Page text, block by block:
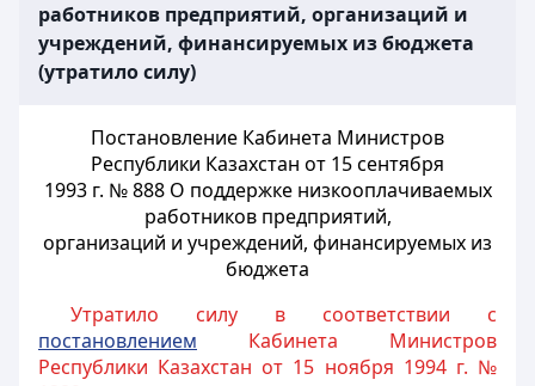
работников предприятий, организаций и
учреждений, финансируемых из бюджета
(утратило силу)
Постановление Кабинета Министров
Республики Казахстан от 15 сентября
1993 г. № 888 О поддержке низкооплачиваемых
работников предприятий,
организаций и учреждений, финансируемых из
бюджета
Утратило силу в соответствии с
постановлением Кабинета Министров
Республики Казахстан от 15 ноября 1994 г. №